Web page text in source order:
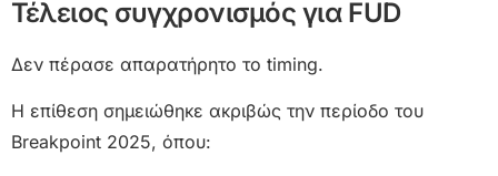
Τέλειος συγχρονισμός για FUD
Δεν πέρασε απαρατήρητο το timing.
Η επίθεση σημειώθηκε ακριβώς την περίοδο του
Breakpoint 2025, όπου: